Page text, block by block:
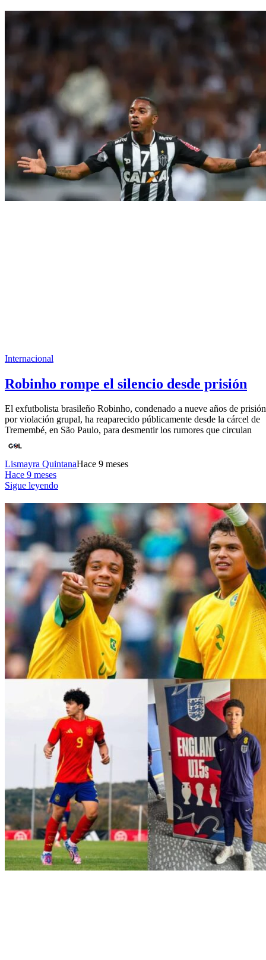
Internacional
Robinho rompe el silencio desde prisión
El exfutbolista brasileño Robinho, condenado a nueve años de prisión
por violación grupal, ha reaparecido públicamente desde la cárcel de
Tremembé, en São Paulo, para desmentir los rumores que circulan
Lismayra QuintanaHace 9 meses
Hace 9 meses
Sigue leyendo